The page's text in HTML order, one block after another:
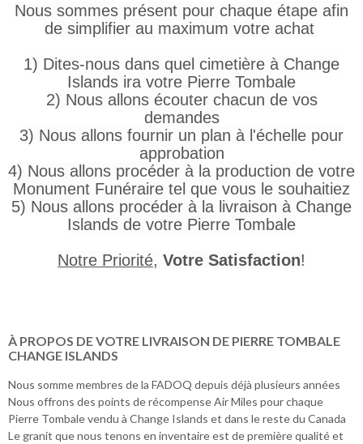
Nous sommes présent pour chaque étape afin
de simplifier au maximum votre achat
1) Dites-nous dans quel cimetière à Change
Islands ira votre Pierre Tombale
2) Nous allons écouter chacun de vos
demandes
3) Nous allons fournir un plan à l'échelle pour
approbation
4) Nous allons procéder à la production de votre
Monument Funéraire tel que vous le souhaitiez
5) Nous allons procéder à la livraison à Change
Islands de votre Pierre Tombale
Notre Priorité, Votre Satisfaction!
À PROPOS DE VOTRE LIVRAISON DE PIERRE TOMBALE
CHANGE ISLANDS
Nous somme membres de la FADOQ depuis déjà plusieurs années
Nous offrons des points de récompense Air Miles pour chaque
Pierre Tombale vendu à Change Islands et dans le reste du Canada
Le granit que nous tenons en inventaire est de première qualité et